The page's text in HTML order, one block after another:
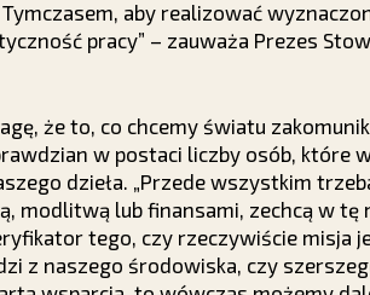
aby realizować
pracy” – zauważa Prezes
że to, co chcemy światu
w postaci liczby osób, które
dzieła. „Przede wszystkim
modlitwą lub finansami, zechcą w tę
tego, czy rzeczywiście misja
z naszego środowiska, czy